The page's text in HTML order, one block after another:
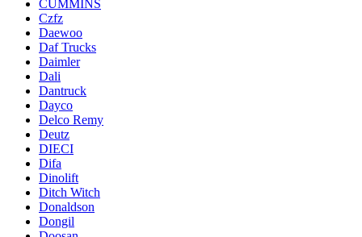
CUMMINS
Czfz
Daewoo
Daf Trucks
Daimler
Dali
Dantruck
Dayco
Delco Remy
Deutz
DIECI
Difa
Dinolift
Ditch Witch
Donaldson
Dongil